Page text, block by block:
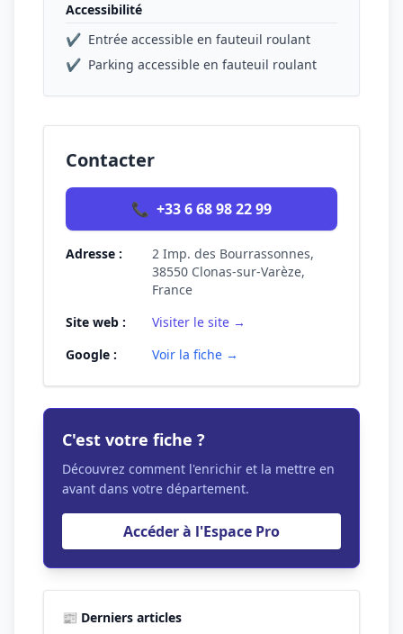
Accessibilité
✔ Entrée accessible en fauteuil roulant
✔ Parking accessible en fauteuil roulant
Contacter
📞 +33 6 68 98 22 99
Adresse :
2 Imp. des Bourrassonnes,
38550 Clonas-sur-Varèze,
France
Site web :
Visiter le site →
Google :
Voir la fiche →
C'est votre fiche ?
Découvrez comment l'enrichir et la mettre en
avant dans votre département.
Accéder à l'Espace Pro
📰 Derniers articles